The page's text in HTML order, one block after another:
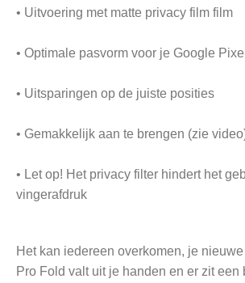
• Uitvoering met matte privacy film film
• Optimale pasvorm voor je Google
• Uitsparingen op de juiste posities
• Gemakkelijk aan te brengen (zie
• Let op! Het privacy filter hindert het
vingerafdruk
Het kan iedereen overkomen, je
Pro Fold valt uit je handen en er zit een